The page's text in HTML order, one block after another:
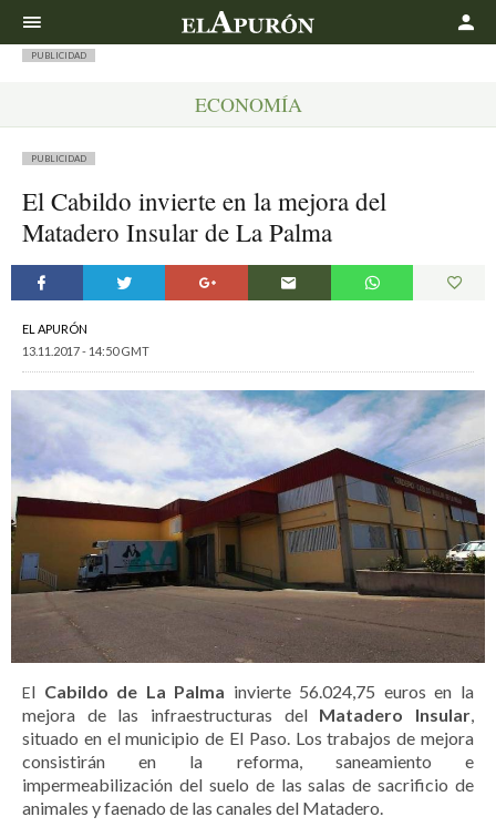
PUBLICIDAD
ECONOMÍA
PUBLICIDAD
El Cabildo invierte en la mejora del
Matadero Insular de La Palma
EL APURÓN
13.11.2017 - 14:50 GMT
El Cabildo de La Palma invierte 56.024,75 euros en la
mejora de las infraestructuras delMatadero Insular
situado en el municipio de El Paso. Los trabajos de mejora
consistirán en la reforma, saneamiento e
impermeabilización del suelo de las salas de sacrificio de
animales y faenado de las canales del Matadero.